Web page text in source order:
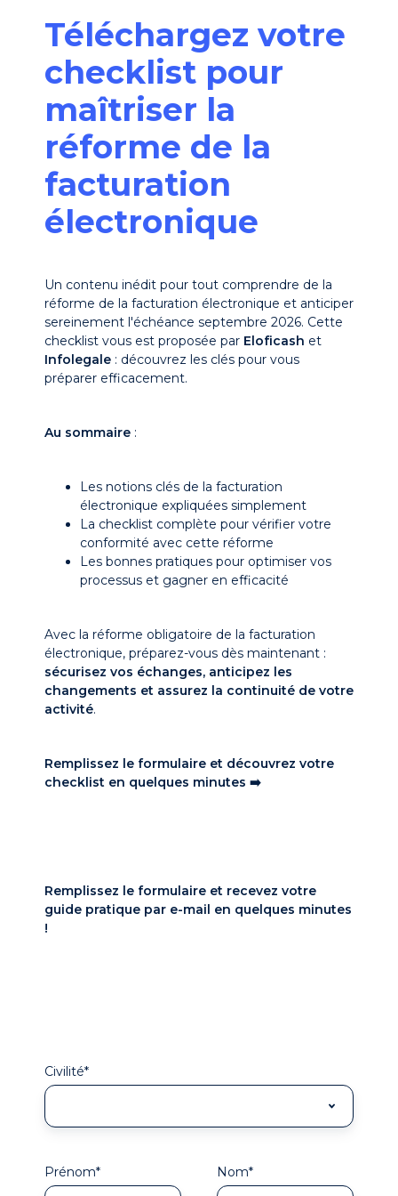
Téléchargez votre
checklist pour
maîtriser la
réforme de la
facturation
électronique
Un contenu inédit pour tout comprendre de la
réforme de la facturation électronique et anticiper
sereinement l'échéance septembre 2026. Cette
checklist vous est proposée par Eloficash et
Infolegale : découvrez les clés pour vous
préparer efficacement.
Au sommaire :
Les notions clés de la facturation
électronique expliquées simplement
La checklist complète pour vérifier votre
conformité avec cette réforme
Les bonnes pratiques pour optimiser vos
processus et gagner en efficacité
Avec la réforme obligatoire de la facturation
électronique, préparez-vous dès maintenant :
sécurisez vos échanges, anticipez les
changements et assurez la continuité de votre
activité.
Remplissez le formulaire et découvrez votre
checklist en quelques minutes ➡️
Remplissez le formulaire et recevez votre
guide pratique par e-mail en quelques minutes
!
Civilité*
Prénom* Nom*